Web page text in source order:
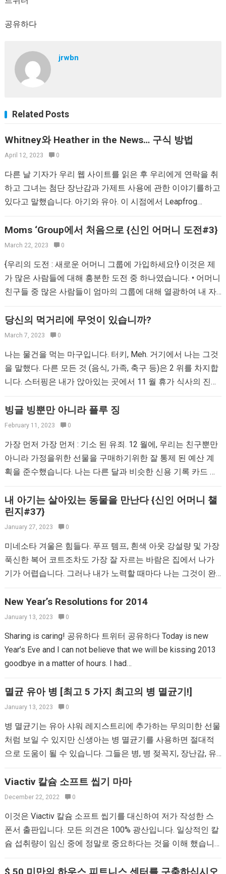
공유하다
jrwbn
Related Posts
Whitney와 Heather in the News… 구식 방법
April 12, 2023 0
다른 날 기자가 우리 웹 사이트를 읽은 후 우리에게 연락을 취
하고 그녀는 첨단 장난감과 가제트 사용에 관한 이야기를하고
있다고 말했습니다. 아기와 유아. 이 시점에서 Leapfrog
Moms ‘Group에서 처음으로 {신인 어머니 도전#3}
March 22, 2023 0
{우리의 도전 : 새로운 어머니 그룹에 가입하세요!} 이것은 제
가 많은 사람들에 대해 흥분한 도전 중 하나였습니다. • 어머니
친구들 중 많은 사람들이 엄마의 그룹에 대해 열광하여 내 자
당신의 먹거리에 무엇이 있습니까?
March 7, 2023 0
나는 물건을 먹는 마구입니다. 터키, Meh. 거기에서 나는 그것
을 말했다. 다른 모든 것 (음식, 가족, 축구 등)은 2 위를 차지합
니다. 스터핑은 내가 앉아있는 곳에서 11 월 휴가 식사의 진정
빙글 빙뿐만 아니라 플루 징
February 11, 2023 0
가장 먼저 가장 먼저 : 기소 된 유죄. 12 월에, 우리는 친구뿐만
아니라 가정을위한 선물을 구매하기위한 잘 통제 된 예산 계
획을 준수했습니다. 나는 다른 달과 비슷한 신용 기록 카드 비
내 아기는 살아있는 동물을 만난다 {신인 어머니 챌
린지#37}
January 27, 2023 0
미네소타 겨울은 힘들다. 푸프 템프, 흰색 아웃 강설량 및 가장
푹신한 복어 코트조차도 가장 잘 자르는 바람은 집에서 나가
기가 어렵습니다. 그러나 내가 노력할 때마다 나는 그것이 완
New Year’s Resolutions for 2014
January 13, 2023 0
Sharing is caring! 공유하다 트위터 공유하다 Today is new
Year’s Eve and I can not believe that we will be kissing 2013
goodbye in a matter of hours. I had…
멸균 유아 병 [최고 5 가지 최고의 병 멸균기!]
January 13, 2023 0
병 멸균기는 유아 샤워 레지스트리에 추가하는 무의미한 선물
처럼 보일 수 있지만 신생아는 병 멸균기를 사용하면 절대적
으로 도움이 될 수 있습니다. 그들은 병, 병 젖꼭지, 장난감, 유
Viactiv 칼슘 소프트 씹기 마마
December 22, 2022 0
이것은 Viactiv 칼슘 소프트 씹기를 대신하여 저가 작성한 스
폰서 출판입니다. 모든 의견은 100% 광산입니다. 일상적인 칼
슘 섭취량이 임신 중에 정말로 중요하다는 것을 이해 했습니